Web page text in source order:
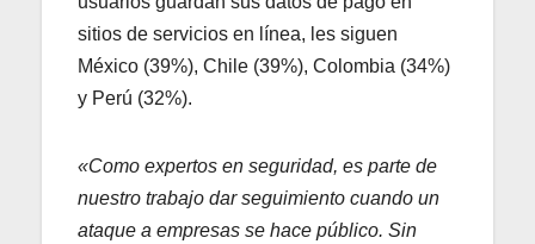
sitios de servicios en línea, les siguen
México (39%), Chile (39%), Colombia (34%)
y Perú (32%).
«Como expertos en seguridad, es parte de
nuestro trabajo dar seguimiento cuando un
ataque a empresas se hace público. Sin